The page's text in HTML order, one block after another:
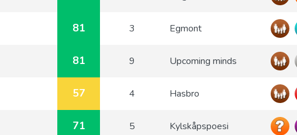
81 3 Egmont
81 9 Upcoming minds
57 4 Hasbro
71 5 Kylskåpspoesi